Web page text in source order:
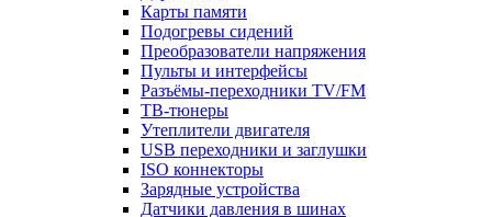
Карты памяти
Подогревы сидений
Преобразователи напряжения
Пульты и интерфейсы
Разъёмы-переходники TV/FM
ТВ-тюнеры
Утеплители двигателя
USB переходники и заглушки
ISO коннекторы
Зарядные устройства
Датчики давления в шинах